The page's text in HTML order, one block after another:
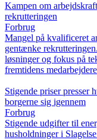
Kampen om
rekrutteringen
Forbrug
Mangel på kvalificeret
gentænke
løsninger og fokus på
fremtidens
Stigende priser presser
borgerne sig igennem
Forbrug
Stigende udgifter til
husholdninger i